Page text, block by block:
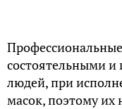
состоятельными и
людей, при
масок, поэтому их